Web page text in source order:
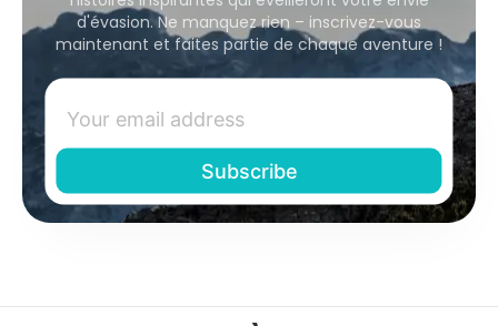
d'évasion. Ne manquez rien – inscrivez-vous
maintenant et faites partie de chaque aventure !